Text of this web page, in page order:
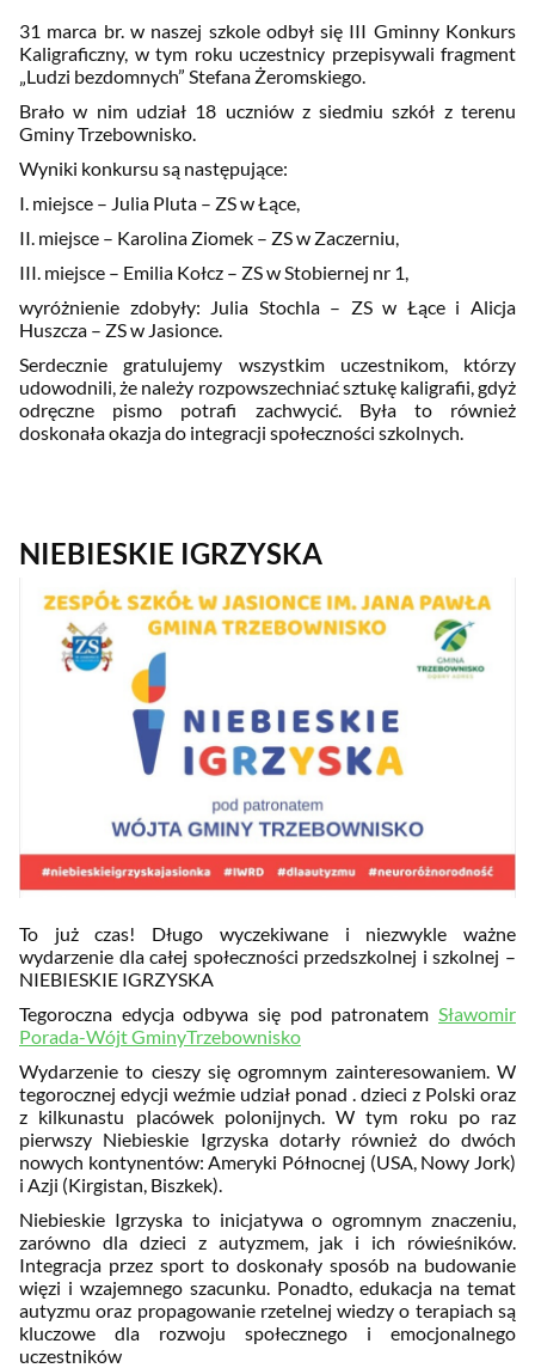
31 marca br. w naszej szkole odbył się III Gminny Konkurs
Kaligraficzny, w tym roku uczestnicy przepisywali fragment
„Ludzi bezdomnych” Stefana Żeromskiego.
Brało w nim udział 18 uczniów z siedmiu szkół z terenu
Gminy Trzebownisko.
Wyniki konkursu są następujące:
I. miejsce – Julia Pluta – ZS w Łące,
II. miejsce – Karolina Ziomek – ZS w Zaczerniu,
III. miejsce – Emilia Kołcz – ZS w Stobiernej nr 1,
wyróżnienie zdobyły: Julia Stochla – ZS w Łące i Alicja
Huszcza – ZS w Jasionce.
Serdecznie gratulujemy wszystkim uczestnikom, którzy
udowodnili, że należy rozpowszechniać sztukę kaligrafii, gdyż
odręczne pismo potrafi zachwycić. Była to również
doskonała okazja do integracji społeczności szkolnych.
NIEBIESKIE IGRZYSKA
To już czas! Długo wyczekiwane i niezwykle ważne
wydarzenie dla całej społeczności przedszkolnej i szkolnej –
NIEBIESKIE IGRZYSKA
Tegoroczna edycja odbywa się pod patronatem Sławomir
Porada-Wójt GminyTrzebownisko
Wydarzenie to cieszy się ogromnym zainteresowaniem. W
tegorocznej edycji weźmie udział ponad . dzieci z Polski oraz
z kilkunastu placówek polonijnych. W tym roku po raz
pierwszy Niebieskie Igrzyska dotarły również do dwóch
nowych kontynentów: Ameryki Północnej (USA, Nowy Jork)
i Azji (Kirgistan, Biszkek).
Niebieskie Igrzyska to inicjatywa o ogromnym znaczeniu,
zarówno dla dzieci z autyzmem, jak i ich rówieśników.
Integracja przez sport to doskonały sposób na budowanie
więzi i wzajemnego szacunku. Ponadto, edukacja na temat
autyzmu oraz propagowanie rzetelnej wiedzy o terapiach są
kluczowe dla rozwoju społecznego i emocjonalnego
uczestników